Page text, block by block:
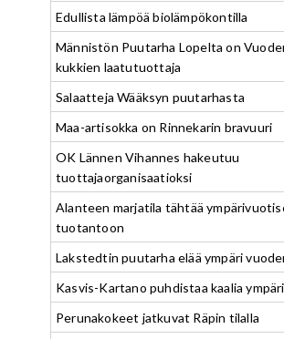
Edullista lämpöä biolämpökontilla
Männistön Puutarha Lopelta on
kukkien laatutuottaja
Salaatteja Wääksyn puutarhasta
Maa-artisokka on Rinnekarin bravuuri
OK Lännen Vihannes hakeutuu
tuottajaorganisaatioksi
Alanteen marjatila tähtää
tuotantoon
Lakstedtin puutarha elää ympäri
Kasvis-Kartano puhdistaa kaalia
Perunakokeet jatkuvat Räpin tilalla